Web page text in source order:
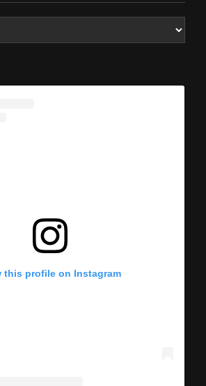
this profile on Instagram